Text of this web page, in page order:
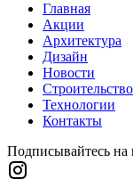
Главная
Акции
Архитектура
Дизайн
Новости
Строительство
Технологии
Контакты
Подписывайтесь на